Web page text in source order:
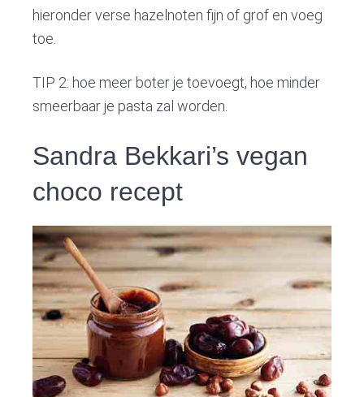
hieronder verse hazelnoten fijn of grof en voeg
toe.
TIP 2: hoe meer boter je toevoegt, hoe minder
smeerbaar je pasta zal worden.
Sandra Bekkari’s vegan
choco recept